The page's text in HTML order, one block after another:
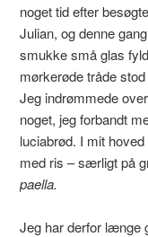
noget tid efter
Julian, og denne
smukke små glas
mørkerøde tråde
Jeg indrømmede
noget, jeg forbandt
luciabrød. I mit
med ris – særligt på
paella.
Jeg har derfor længe